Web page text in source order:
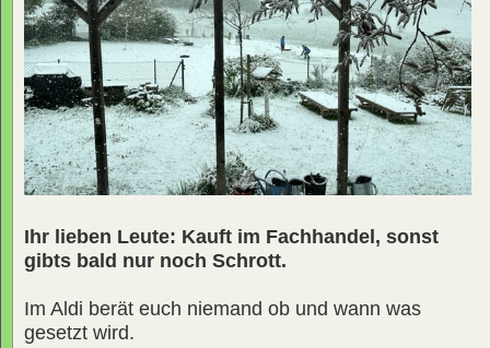
Ihr lieben Leute: Kauft im Fachhandel, sonst
gibts bald nur noch Schrott.
Im Aldi berät euch niemand ob und wann was
gesetzt wird.